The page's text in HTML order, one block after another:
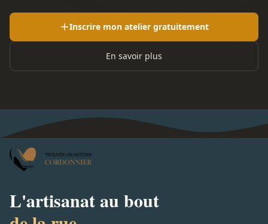
Inscrire mon atelier gratuitement
En savoir plus
L'artisanat au bout